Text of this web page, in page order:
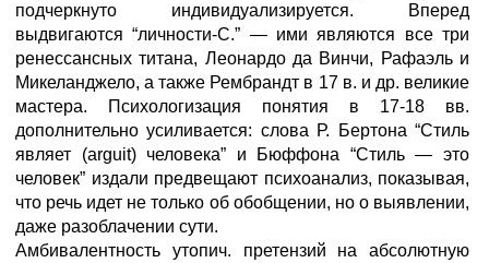
подчеркнуто индивидуализируется. Вперед
выдвигаются “личности-С.” — ими являются все три
ренессансных титана, Леонардо да Винчи, Рафаэль и
Микеланджело, а также Рембрандт в 17 в. и др. великие
мастера. Психологизация понятия в 17-18 вв.
дополнительно усиливается: слова Р. Бертона “Стиль
являет (arguit) человека” и Бюффона “Стиль — это
человек” издали предвещают психоанализ, показывая,
что речь идет не только об обобщении, но о выявлении,
даже разоблачении сути.
Амбивалентность утопич. претензий на абсолютную